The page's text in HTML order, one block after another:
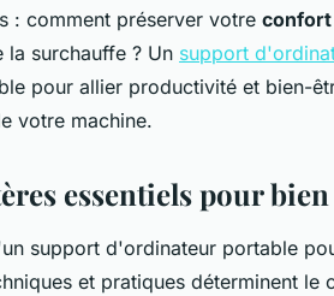
: comment préserver votre
la surchauffe ? Un support
pour allier productivité et bien-
votre machine.
essentiels pour
support d'ordinateur portable
et pratiques déterminent